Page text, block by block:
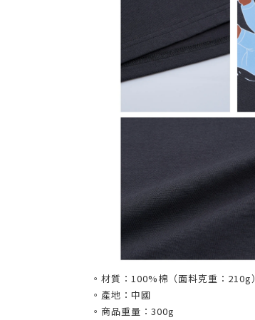
。材質：100%棉 （面料克重：210g）
。產地：中國
。商品重量：300g